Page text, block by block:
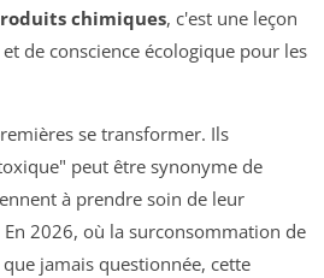
chimiques, c'est une leçon
de conscience écologique pour les
se transformer. Ils
peut être synonyme de
à prendre soin de leur
2026, où la surconsommation de
jamais questionnée, cette